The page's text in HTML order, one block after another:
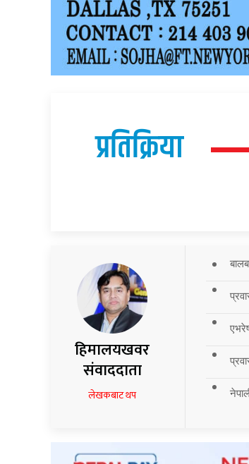
प्रतिक्रिया
हिमालयखवर
संवाददाता
लेखकबाट थप